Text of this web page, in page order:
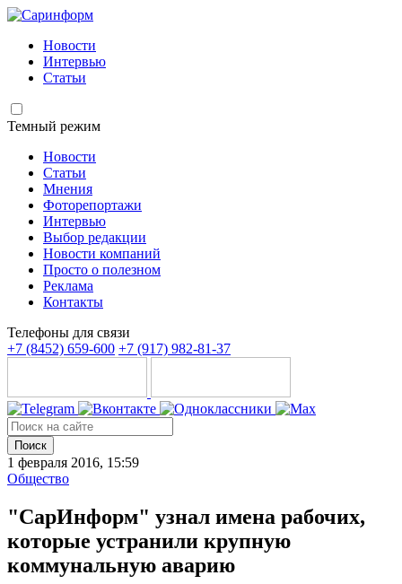
Новости
Интервью
Статьи
Темный режим
Новости
Статьи
Мнения
Фоторепортажи
Интервью
Выбор редакции
Новости компаний
Просто о полезном
Реклама
Контакты
Телефоны для связи
+7 (8452) 659-600 +7 (917) 982-81-37
Поиск
1 февраля 2016, 15:59
Общество
"СарИнформ" узнал имена рабочих,
которые устранили крупную
коммунальную аварию